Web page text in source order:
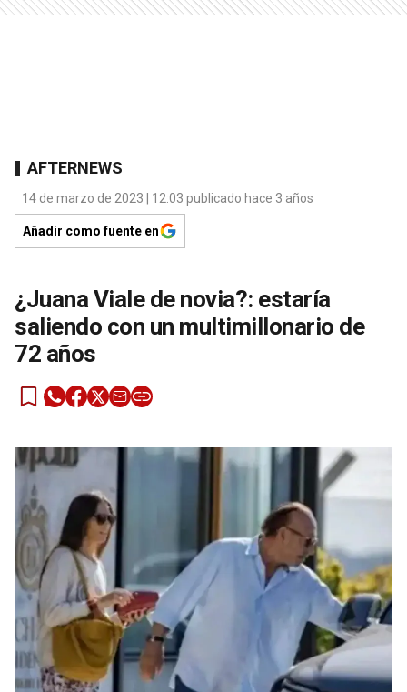
AFTERNEWS
14 de marzo de 2023 | 12:03 publicado hace 3 años
Añadir como fuente en
¿Juana Viale de novia?: estaría
saliendo con un multimillonario de
72 años